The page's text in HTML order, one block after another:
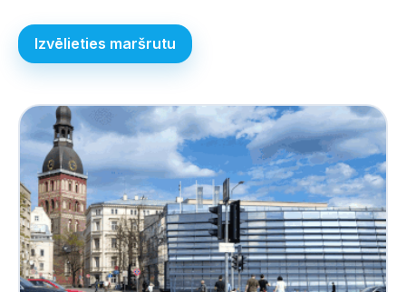
Izvēlieties maršrutu